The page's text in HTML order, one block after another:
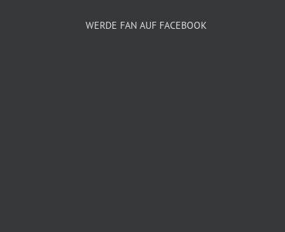
WERDE FAN AUF FACEBOOK